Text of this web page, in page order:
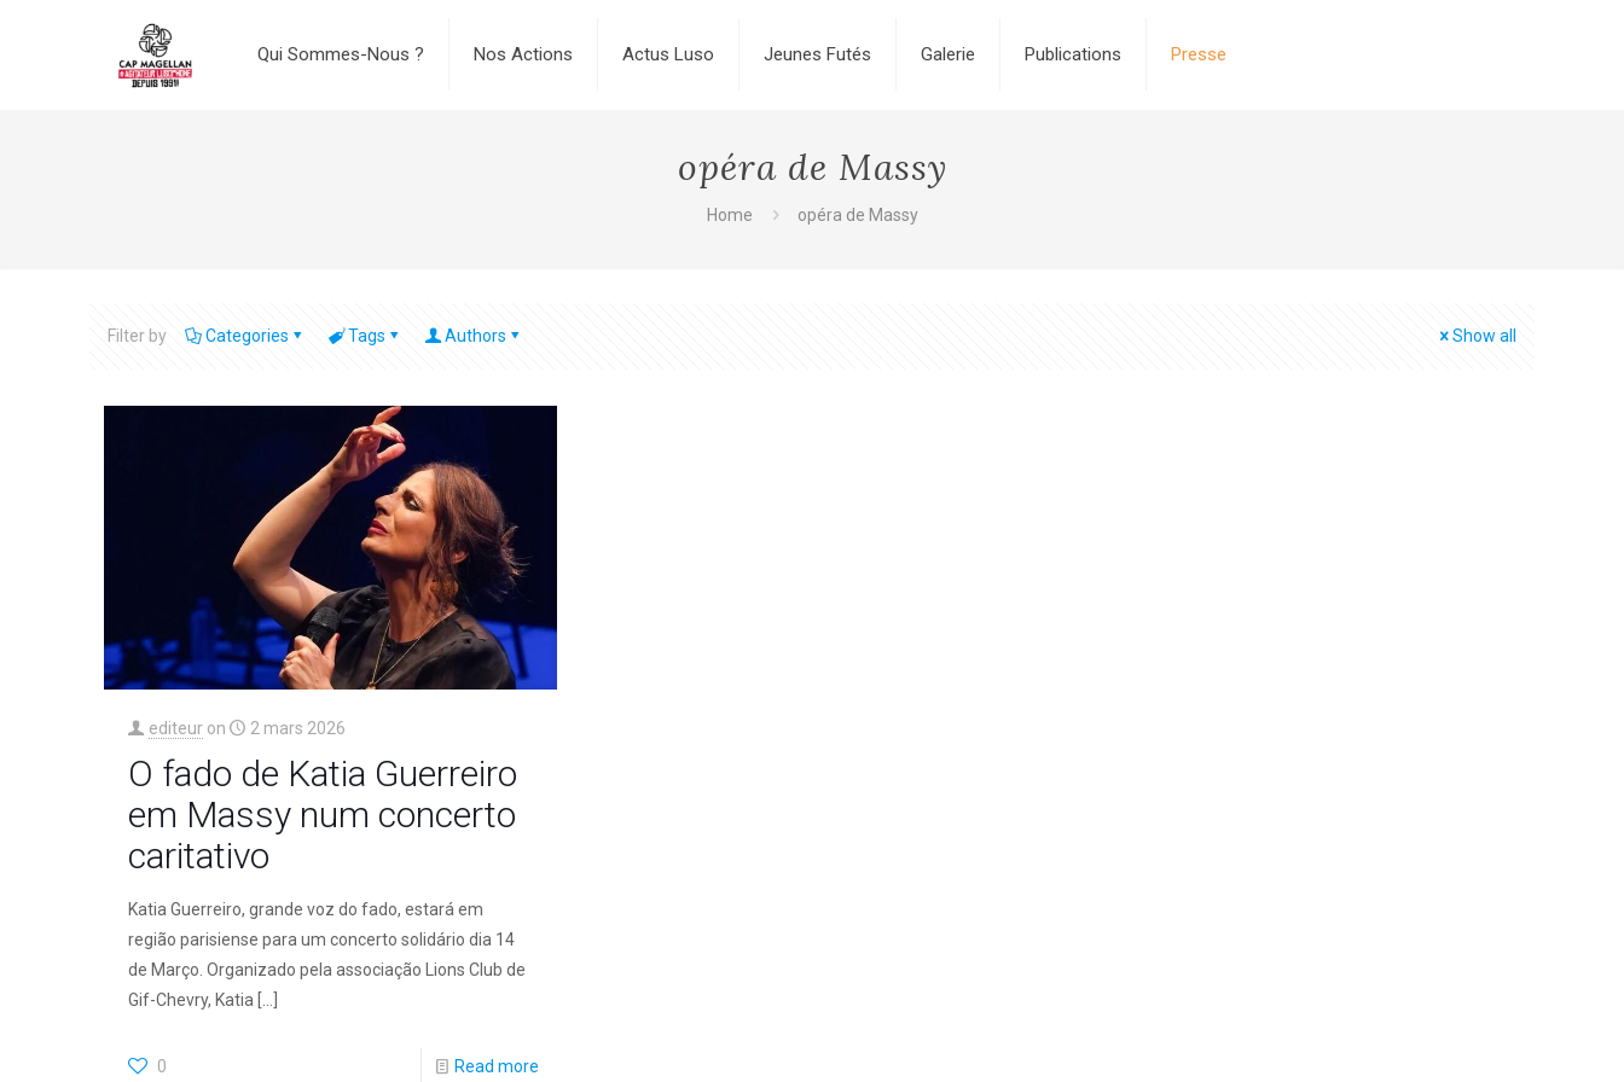
Qui Sommes-Nous ? Nos Actions Actus Luso Jeunes Futés Galerie Publications Presse
opéra de Massy
Home opéra de Massy
Filter by Categories Tags Authors Show all
editeur on 2 mars 2026
O fado de Katia Guerreiro
em Massy num concerto
caritativo
Katia Guerreiro, grande voz do fado, estará em
região parisiense para um concerto solidário dia 14
de Março. Organizado pela associação Lions Club de
Gif-Chevry, Katia
0 Read more